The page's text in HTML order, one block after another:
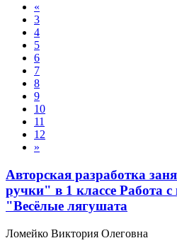
«
3
4
5
6
7
8
9
10
11
12
»
Авторская разработка
ручки" в 1 классе Работа
"Весёлые лягушата
Ломейко Виктория Олеговна